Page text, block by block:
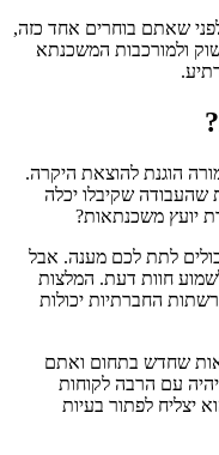
לפני שאתם בוחרים אחד כזה,
ולמורכבות המשכנתא
הוגנת להוצאת היקרה.
שהעבודה שקיבלו יכלה
יועץ משכנתאות?
לתת לכם מענה. אבל
חוות דעת. המלצות
החברתיות יכולות
שחדש בתחום ואתם
עם הרבה לקוחות
יצליח לפתור בעיות